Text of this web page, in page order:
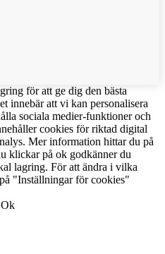
för att ge dig den bästa
innebär att vi kan personalisera
sociala medier-funktioner och
cookies för riktad digital
Mer information hittar du på
klickar på ok godkänner du
lagring. För att ändra i vilka
"Inställningar för cookies"
Ok